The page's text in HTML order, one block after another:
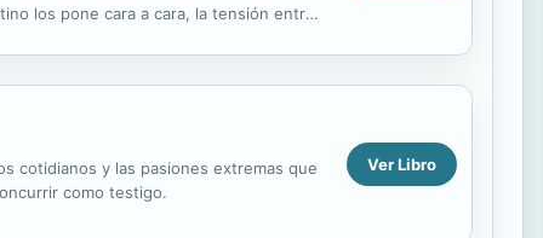
los pone cara a cara, la tensión entre
cotidianos y las pasiones extremas que
como testigo.
Ver Libro